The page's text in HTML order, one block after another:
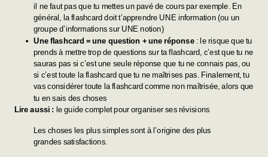
il ne faut pas que tu mettes un pavé de cours par exemple. En
général, la flashcard doit t’apprendre UNE information (ou un
groupe d’informations sur UNE notion)
Une flashcard = une question + une réponse: le risque que tu
prends à mettre trop de questions sur ta flashcard, c’est que tu ne
sauras pas si c’est une seule réponse que tu ne connais pas, ou
si c’est toute la flashcard que tu ne maîtrises pas. Finalement, tu
vas considérer toute la flashcard comme non maîtrisée, alors que
tu en sais des choses
Lire aussi : le guide complet pour organiser ses révisions
Les choses les plus simples sont à l’origine des plus
grandes satisfactions.